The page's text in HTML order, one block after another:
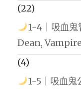
(22)
1-4｜吸血鬼
Dean,
(4)
1-5｜吸血鬼